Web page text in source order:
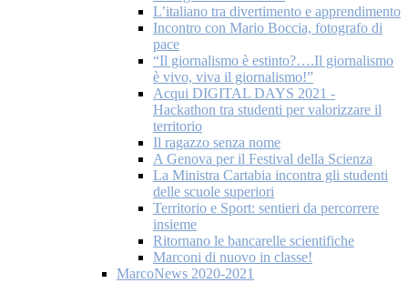
L’italiano tra divertimento e apprendimento
Incontro con Mario Boccia, fotografo di
pace
“Il giornalismo è estinto?….Il giornalismo
è vivo, viva il giornalismo!”
Acqui DIGITAL DAYS 2021 -
Hackathon tra studenti per valorizzare il
territorio
Il ragazzo senza nome
A Genova per il Festival della Scienza
La Ministra Cartabia incontra gli studenti
delle scuole superiori
Territorio e Sport: sentieri da percorrere
insieme
Ritornano le bancarelle scientifiche
Marconi di nuovo in classe!
MarcoNews 2020-2021